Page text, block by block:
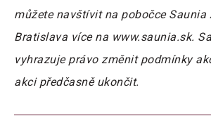
můžete navštívit na pobočce Saunia
Bratislava více na www.saunia.sk.
vyhrazuje právo změnit podmínky
akci předčasně ukončit.